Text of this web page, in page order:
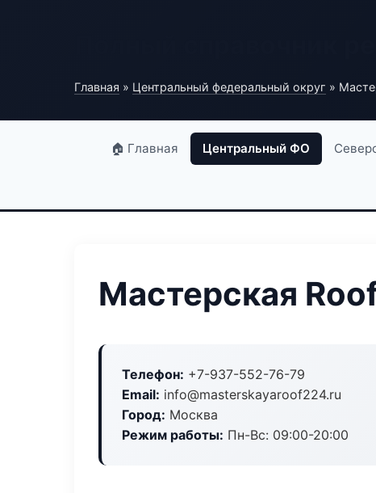
Главная » Центральный федеральный округ »
🏠 Главная Центральный ФО
Мастерская
Телефон: +7-937-552-76-79
Email: info@masterskayaroof224.ru
Город: Москва
Режим работы: Пн-Вс: 09:00-20:00